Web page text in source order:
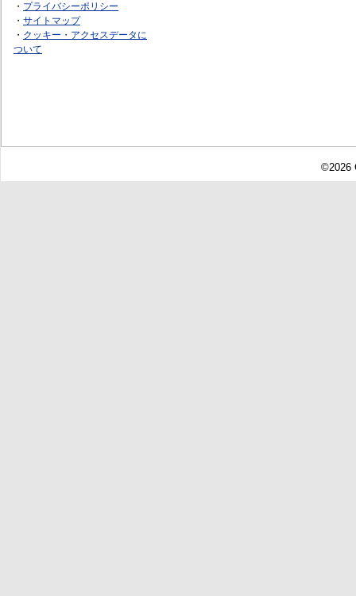
・ プライバシーポリシー
・ サイトマップ
・ クッキー・アクセスデータに
ついて
©2026